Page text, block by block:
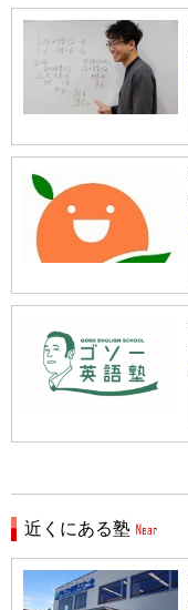
近くにある塾